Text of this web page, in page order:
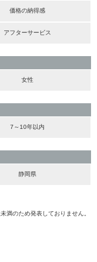
価格の納得感
アフターサービス
女性
7～10年以内
静岡県
満のため発表しておりません。